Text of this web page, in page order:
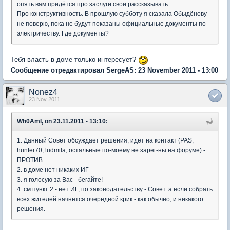
опять вам придётся про заслуги свои рассказывать.
Про конструктивность. В прошлую субботу я сказала Обыдёнову-
не поверю, пока не будут показаны официальные документы по
электричеству. Где документы?
Тебя власть в доме только интересует?
Сообщение отредактировал SergeAS: 23 November 2011 - 13:00
Nonez4
23 Nov 2011
Wh0AmI, on 23.11.2011 - 13:10:
1. Данный Совет обсуждает решения, идет на контакт (PAS,
hunter70, ludmila, остальные по-моему не зарег-ны на форуме) -
ПРОТИВ.
2. в доме нет никаких ИГ
3. я голосую за Вас - бегайте!
4. см пункт 2 - нет ИГ, по законодательству - Совет. а если собрать
всех жителей начнется очередной крик - как обычно, и никакого
решения.